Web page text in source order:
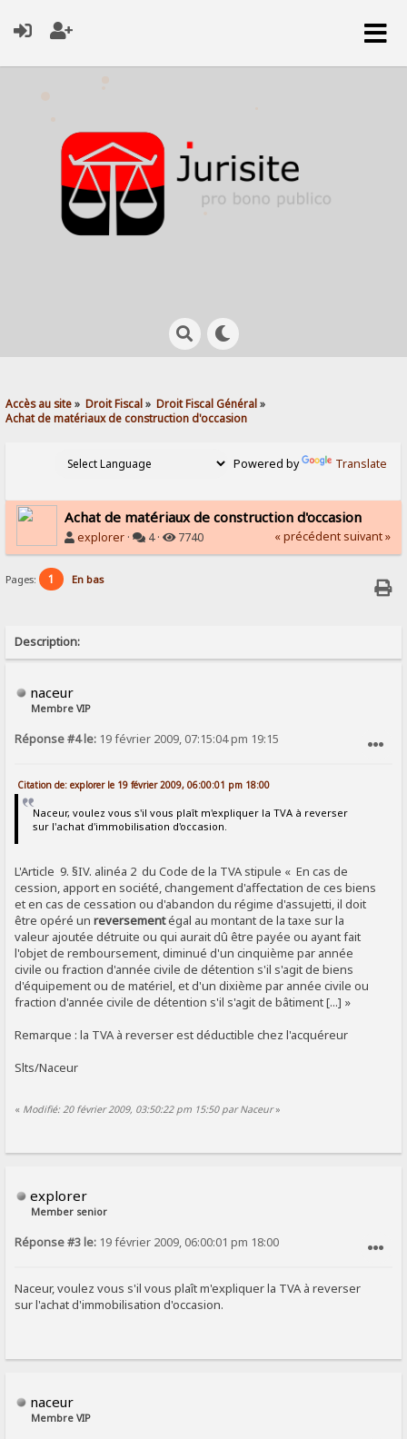
Accès au site» Droit Fiscal» Droit Fiscal Général»
Achat de matériaux de construction d'occasion
Powered by Translate
Achat de matériaux de construction d'occasion
explorer · 4 · 7740 « précédent suivant »
Pages: 1 En bas
Description:
naceur
Membre VIP
Réponse #4 le: 19 février 2009, 07:15:04 pm 19:15
Citation de: explorer le 19 février 2009, 06:00:01 pm 18:00
Naceur, voulez vous s'il vous plaît m'expliquer la TVA à reverser
sur l'achat d'immobilisation d'occasion.
L'Article 9. §IV. alinéa 2 du Code de la TVA stipule « En cas de
cession, apport en société, changement d'affectation de ces biens
et en cas de cessation ou d'abandon du régime d'assujetti, il doit
être opéré unreversementégal au montant de la taxe sur la
valeur ajoutée détruite ou qui aurait dû être payée ou ayant fait
l'objet de remboursement, diminué d'un cinquième par année
civile ou fraction d'année civile de détention s'il s'agit de biens
d'équipement ou de matériel, et d'un dixième par année civile ou
fraction d'année civile de détention s'il s'agit de bâtiment [...] »
Remarque : la TVA à reverser est déductible chez l'acquéreur
Slts/Naceur
« Modifié: 20 février 2009, 03:50:22 pm 15:50 par Naceur»
explorer
Member senior
Réponse #3 le: 19 février 2009, 06:00:01 pm 18:00
Naceur, voulez vous s'il vous plaît m'expliquer la TVA à reverser
sur l'achat d'immobilisation d'occasion.
naceur
Membre VIP